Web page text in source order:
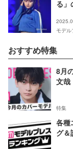
る」
モデル
おすすめ特集
8月
文哉
特集
各種
グ＆